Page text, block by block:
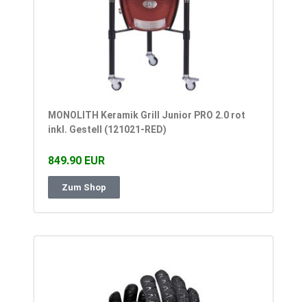
MONOLITH Keramik Grill Junior PRO 2.0 rot
inkl. Gestell (121021-RED)
849.90 EUR
Zum Shop